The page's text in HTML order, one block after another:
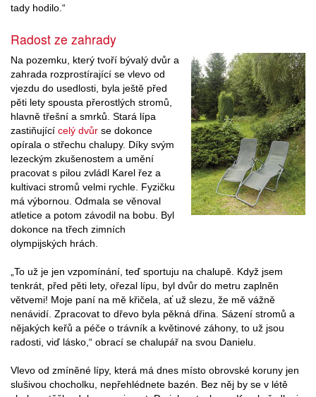
tady hodilo.“
Radost ze zahrady
Na pozemku, který tvoří bývalý dvůr a
zahrada rozprostírající se vlevo od
vjezdu do usedlosti, byla ještě před
pěti lety spousta přerostlých stromů,
hlavně třešní a smrků. Stará lípa
zastiňující celý dvůr se dokonce
opírala o střechu chalupy. Díky svým
lezeckým zkušenostem a umění
pracovat s pilou zvládl Karel řez a
kultivaci stromů velmi rychle. Fyzičku
má výbornou. Odmala se věnoval
atletice a potom závodil na bobu. Byl
dokonce na třech zimních
olympijských hrách.
„To už je jen vzpomínání, teď sportuju na chalupě. Když jsem
tenkrát, před pěti lety, ořezal lípu, byl dvůr do metru zaplněn
větvemi! Moje paní na mě křičela, ať už slezu, že mě vážně
nenávidí. Zpracovat to dřevo byla pěkná dřina. Sázení stromů a
nějakých keřů a péče o trávník a květinové záhony, to už jsou
radosti, viď lásko,“ obrací se chalupář na svou Danielu.
Vlevo od zmíněné lípy, která má dnes místo obrovské koruny jen
slušivou chocholku, nepřehlédnete bazén. Bez něj by se v létě